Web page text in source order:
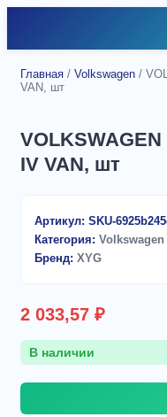
Главная / Volkswagen /
VAN, шт
IV VAN, шт
Артикул: SKU-
Категория: Volkswagen
Бренд: XYG
2 033,57 ₽
В наличии
Количество